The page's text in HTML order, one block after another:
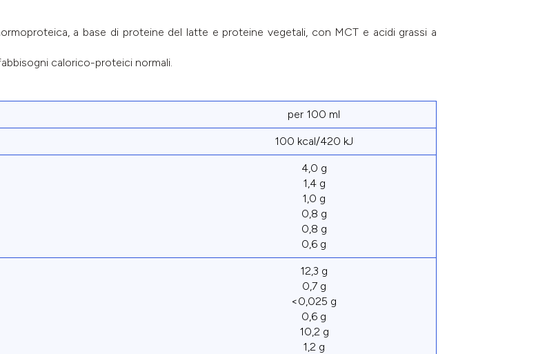
a base di proteine del latte e proteine vegetali, con MCT e acidi grassi a
calorico-proteici normali.
per 100 ml
100 kcal/420 kJ
4,0 g
1,4 g
1,0 g
0,8 g
0,8 g
0,6 g
12,3 g
0,7 g
<0,025 g
0,6 g
10,2 g
1,2 g